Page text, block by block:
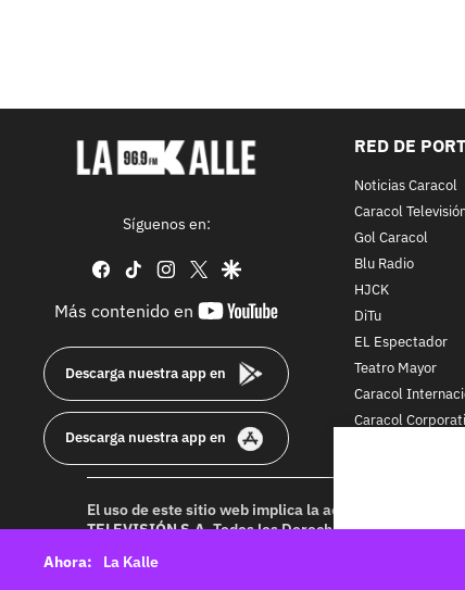
Síguenos en:
facebook
tiktok instagram
twittergoogle
Más contenido en
youtube-
Descarga nuestra app en
Descarga nuestra app en
RED DE
Noticias Caracol
Caracol
Gol Caracol
Blu Radio
HJCK
DiTu
EL Espectador
Teatro Mayor
Caracol
Caracol
El uso de este sitio web implica la aceptación de los
TELEVISIÓN S.A.Todos los Derechos Reservados
idioma sin autorización escrita de su titular.
rights reserved 2025.
La Kalle